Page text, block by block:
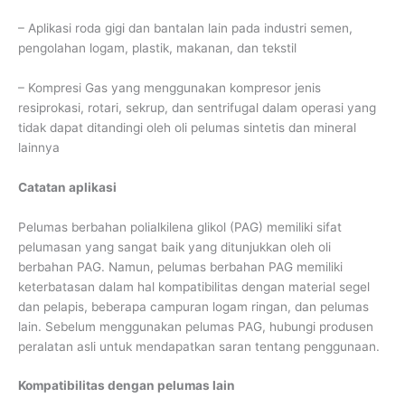
– Aplikasi roda gigi dan bantalan lain pada industri semen,
pengolahan logam, plastik, makanan, dan tekstil
– Kompresi Gas yang menggunakan kompresor jenis
resiprokasi, rotari, sekrup, dan sentrifugal dalam operasi yang
tidak dapat ditandingi oleh oli pelumas sintetis dan mineral
lainnya
Catatan aplikasi
Pelumas berbahan polialkilena glikol (PAG) memiliki sifat
pelumasan yang sangat baik yang ditunjukkan oleh oli
berbahan PAG. Namun, pelumas berbahan PAG memiliki
keterbatasan dalam hal kompatibilitas dengan material segel
dan pelapis, beberapa campuran logam ringan, dan pelumas
lain. Sebelum menggunakan pelumas PAG, hubungi produsen
peralatan asli untuk mendapatkan saran tentang penggunaan.
Kompatibilitas dengan pelumas lain